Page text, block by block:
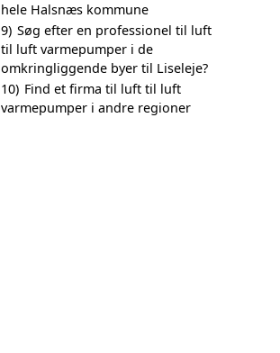
hele Halsnæs kommune
9) Søg efter en professionel til luft
til luft varmepumper i de
omkringliggende byer til Liseleje?
10) Find et firma til luft til luft
varmepumper i andre regioner